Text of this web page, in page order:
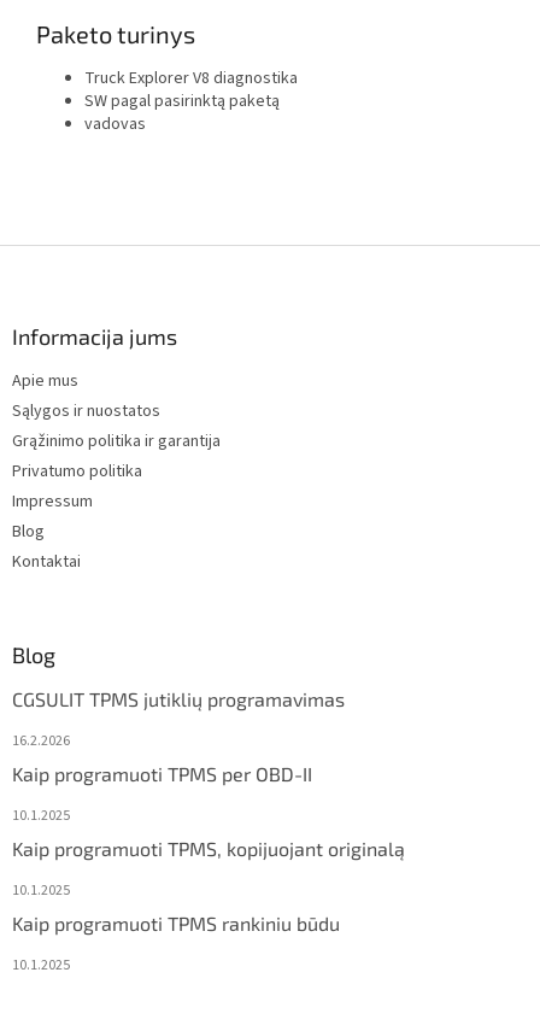
Paketo turinys
Truck Explorer V8 diagnostika
SW pagal pasirinktą paketą
vadovas
Informacija jums
Apie mus
Sąlygos ir nuostatos
Grąžinimo politika ir garantija
Privatumo politika
Impressum
Blog
Kontaktai
Blog
CGSULIT TPMS jutiklių programavimas
16.2.2026
Kaip programuoti TPMS per OBD-II
10.1.2025
Kaip programuoti TPMS, kopijuojant originalą
10.1.2025
Kaip programuoti TPMS rankiniu būdu
10.1.2025